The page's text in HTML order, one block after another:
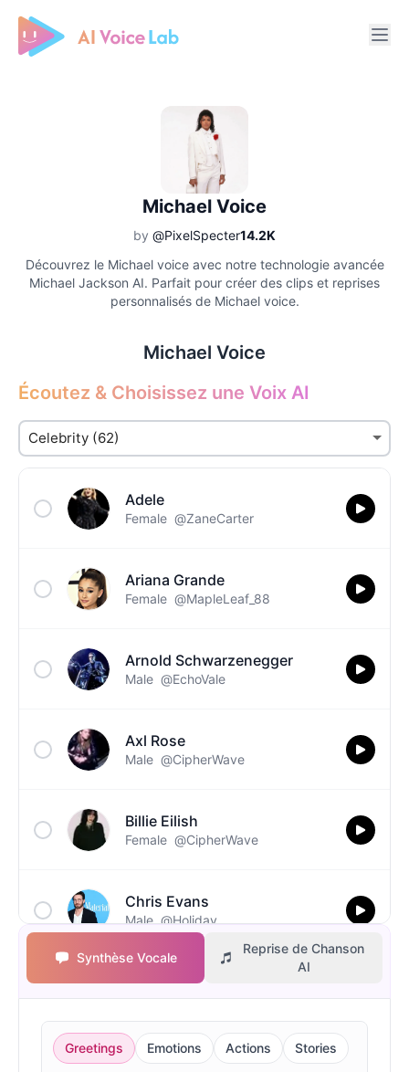
Free AI Cover & AI Voice Over
Michael Voice
by @PixelSpecter14.2K
Découvrez le Michael voice avec notre technologie avancée
Michael Jackson AI. Parfait pour créer des clips et reprises
personnalisés de Michael voice.
Michael Voice
Écoutez & Choisissez une Voix AI
Adele
Female @ZaneCarter
Ariana Grande
Female @MapleLeaf_88
Arnold Schwarzenegger
Male @EchoVale
Axl Rose
Male @CipherWave
Billie Eilish
Female @CipherWave
Chris Evans
Male @Holiday
Christopher Walken
Male @Kairox
David Attenborough
Synthèse Vocale
Reprise de Chanson
AI
Greetings Emotions Actions Stories